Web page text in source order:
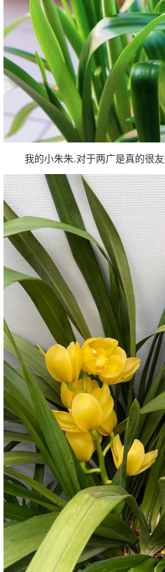
我的小朱朱.对于两广是真的很